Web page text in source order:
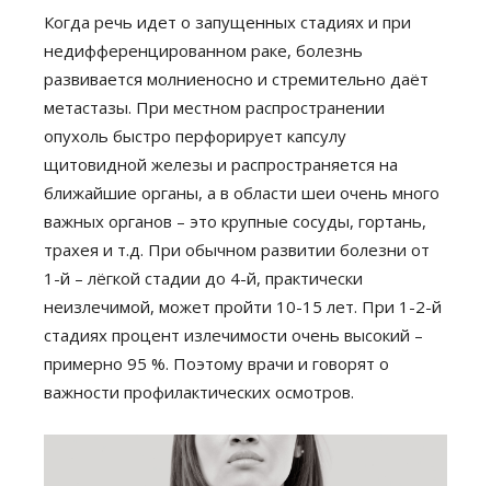
Когда речь идет о запущенных стадиях и при
недифференцированном раке, болезнь
развивается молниеносно и стремительно даёт
метастазы. При местном распространении
опухоль быстро перфорирует капсулу
щитовидной железы и распространяется на
ближайшие органы, а в области шеи очень много
важных органов – это крупные сосуды, гортань,
трахея и т.д. При обычном развитии болезни от
1-й – лёгкой стадии до 4-й, практически
неизлечимой, может пройти 10-15 лет. При 1-2-й
стадиях процент излечимости очень высокий –
примерно 95 %. Поэтому врачи и говорят о
важности профилактических осмотров.